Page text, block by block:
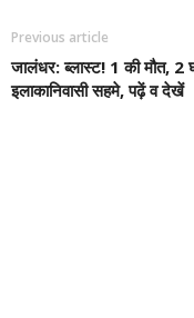
Previous article
जालंधर: ब्लास्ट! 1 की मौत, 2
इलाकानिवासी सहमे, पढ़ें व देखें